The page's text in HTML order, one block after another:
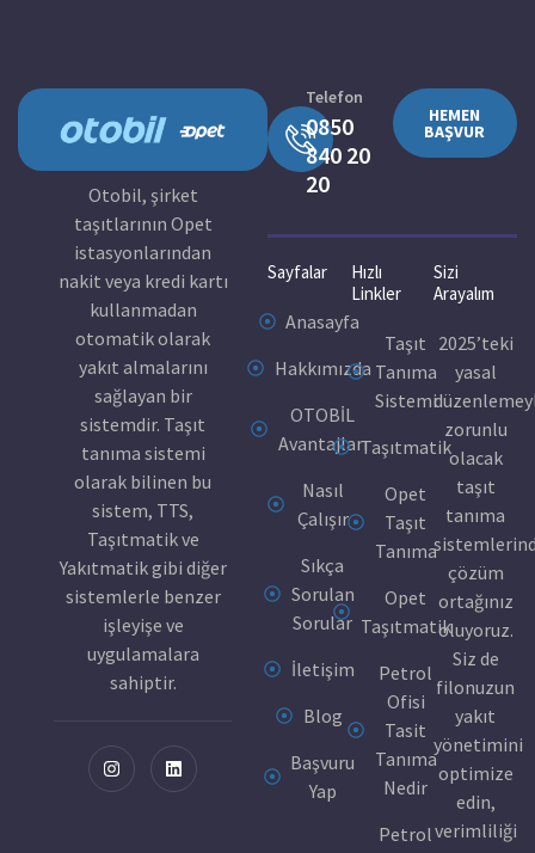
Otobil, şirket
taşıtlarının Opet
istasyonlarından
nakit veya kredi kartı
kullanmadan
otomatik olarak
yakıt almalarını
sağlayan bir
sistemdir. Taşıt
tanıma sistemi
olarak bilinen bu
sistem, TTS,
Taşıtmatik ve
Yakıtmatik gibi diğer
sistemlerle benzer
işleyişe ve
uygulamalara
sahiptir.
Telefon
0850
840 20
20
HEMEN
BAŞVUR
Sayfalar
Anasayfa
Hakkımızda
OTOBİL
Avantajları
Nasıl
Çalışır
Sıkça
Sorulan
Sorular
İletişim
Blog
Başvuru
Yap
Hızlı
Linkler
Taşıt
Tanıma
Sistemi
Taşıtmatik
Opet
Taşıt
Tanıma
Opet
Taşıtmatik
Petrol
Ofisi
Tasit
Tanıma
Nedir
Petrol
Sizi
Arayalım
2025’teki
yasal
zorunlu
olacak
taşıt
tanıma
çözüm
ortağınız
oluyoruz.
Siz de
filonuzun
yakıt
yönetimini
optimize
edin,
verimliliği